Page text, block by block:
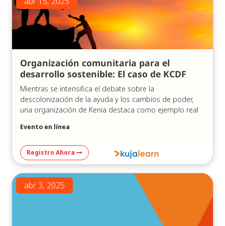
Organización comunitaria para el
desarrollo sostenible: El caso de KCDF
Mientras se intensifica el debate sobre la
descolonización de la ayuda y los cambios de poder,
una organización de Kenia destaca como ejemplo real
sostenible dirigido por la comunidad.
En nuestro reciente seminario web, «Organizaciones de
desarrollo sostenible lideradas por la comunidad: El
caso de KCDF», celebrado el 15 de abril de 2025,
exploramos la historia y el modelo de la Fundación para
el Desarrollo Comunitario de Kenia (KCDF), pionera en
filantropía comunitaria y defensora de soluciones
arraigadas localmente desde hace 25 años.
Evento en línea
Registro Ahora
abr 3, 2025